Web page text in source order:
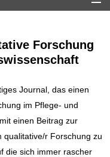
Forschung
Journal, das einen
im Pflege- und
einen Beitrag zur
qualitative/r Forschung zu
die sich immer rascher